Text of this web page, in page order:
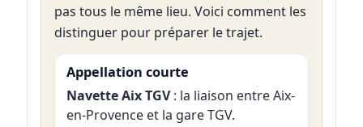
pas tous le même lieu. Voici comment les
distinguer pour préparer le trajet.
Appellation courte
Navette Aix TGV: la liaison entre Aix-
en-Provence et la gare TGV.